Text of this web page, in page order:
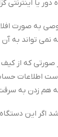
به صورت
تواند به آن
که از
است اطلاعات
هم زدن به
اگر این